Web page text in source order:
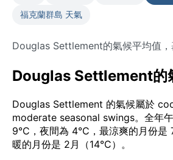
福克蘭群島 天氣
Douglas Settlement的氣候平均值，
Douglas Settlement的
Douglas Settlement 的氣候屬於
moderate seasonal swings。全年
9°C，夜間為 4°C，最涼爽的月份是
暖的月份是 2月（14°C）。